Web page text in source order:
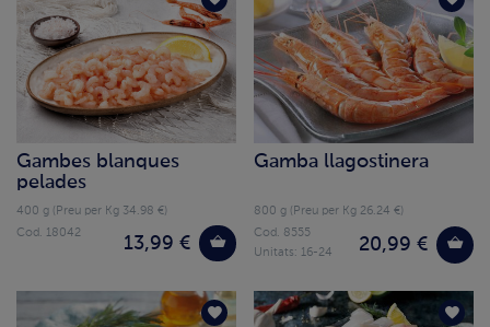
Gambes blanques
pelades
400 g (Preu per Kg 34.98 €)
13,99 €
Cod. 18042
Gamba llagostinera
800 g (Preu per Kg 26.24 €)
20,99 €
Cod. 8555
Unitats: 16-24